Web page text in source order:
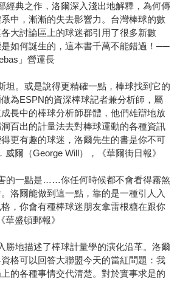
隊做各種決策。而台灣的棒球環境，
方向發展。無論是社群討論、媒體分
作方式，都開始出現越來越多數據的
這項運動的方式。很多時候當你從不
賽，會發現有很多第一次沒有發現的
。以上就是我這次推薦的書單，希望
！
作者簡介： 野球
愛看數據的棒球迷，後來不小心把興
成創業題目進了職業棒球業界。長期
技與現代棒球發展，希望讓更多球迷
故事之外，其實還藏著一個非常有趣
經典之作，洛爾深入淺出地解釋，為何傳
中，漸漸的失去影響力。台灣棒球的數
大討論區上的球迷都引用了很多新數
如何誕生的，這本書千萬不能錯過！──
」營運長
坦。或是說得更精確一點，棒球找到它的
為ESPN的資深棒球記者兼分析師，屬
長中的棒球分析師群體，他們雄辯地放
百出的計量法去對棒球運動的各種資訊
更有趣的球迷，洛爾先生的書是你不可
爾（George Will），《華爾街日報》
的一點是……你任何時候都不會看得霧煞
洛爾能做到這一點，靠的是一種引人入
，你會有種棒球迷朋友拿雷根糖在跟你
盛頓郵報》
勝地描述了棒球計量學的演化沿革。洛爾
格可以回答大聯盟今天的當紅問題：我
的各種事情交代清楚。對於實事求是的